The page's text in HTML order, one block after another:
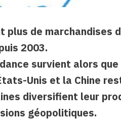
de marchandises
2003.
survient alors
Unis et la Chine
diversifient leur
géopolitiques.